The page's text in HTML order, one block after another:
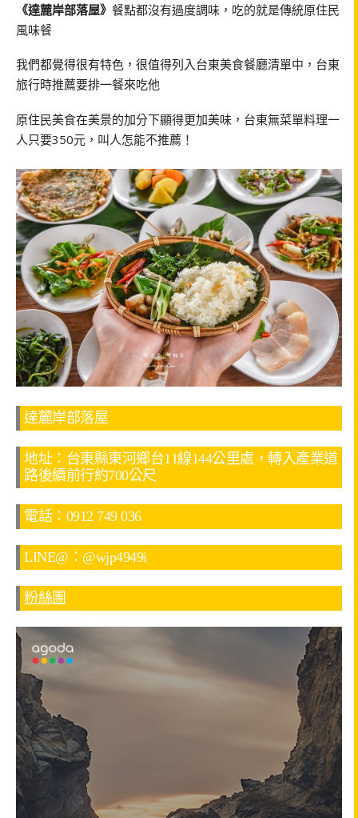
《達麓岸部落屋》 餐點都沒有過度調味，吃的就是傳統原住民
風味餐
我們都覺得很有特色，很值得列入台東美食餐廳清單中，台東
旅行時推薦要排一餐來吃他
原住民美食在美景的加分下顯得更加美味，台東無菜單料理一
人只要350元，叫人怎能不推薦！
達麓岸部落屋
地址：台東縣東河鄉台11線144公里處，轉入產業道
路後續前行約700公尺
電話：0912 749 036
LINE@：@wjp4949i
粉絲團